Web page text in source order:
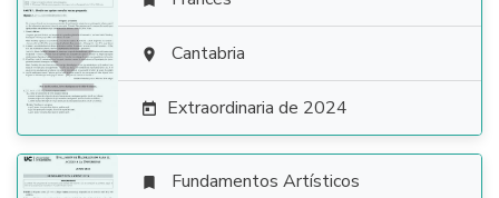
  Cantabria
 Extraordinaria de 2024
 Fundamentos Artísticos